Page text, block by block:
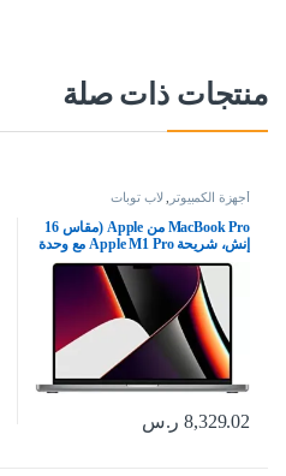
منتجات ذات صلة
أجهزة الكمبيوتر لاب توبات
MacBook Pro من Apple (مقاس 16
إنش، شريحة Apple M1 Pro مع وحدة
معالجة مركزية مع 10 نوى ووحدة
سعة 512GB) – رمادي فلكي; عربي/
إنكليزي
8,329.02 ر.س